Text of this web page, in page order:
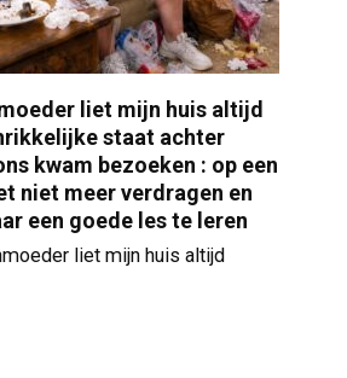
liet mijn huis altijd
staat achter
kwam bezoeken : op een
niet meer verdragen en
een goede les te leren
liet mijn huis altijd